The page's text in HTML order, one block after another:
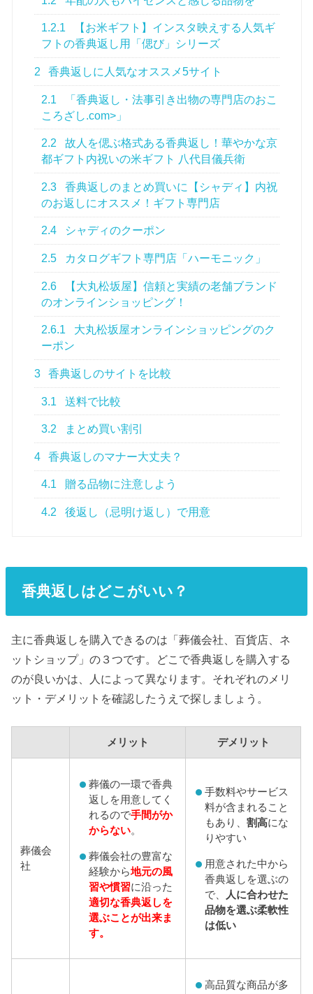
1.2.1
【お米ギフト】インスタ映えする人気ギ
フトの香典返し用「偲び」シリーズ
2 香典返しに人気なオススメ5サイト
2.1
「香典返し・法事引き出物の専門店のおこ
ころざし.com>」
2.2
故人を偲ぶ格式ある香典返し！華やかな京
都ギフト内祝いの米ギフト 八代目儀兵衛
2.3
香典返しのまとめ買いに【シャディ】内祝
のお返しにオススメ！ギフト専門店
2.4 シャディのクーポン
2.5 カタログギフト専門店「ハーモニック」
2.6
【大丸松坂屋】信頼と実績の老舗ブランド
のオンラインショッピング！
2.6.1
大丸松坂屋オンラインショッピングのク
ーポン
3 香典返しのサイトを比較
3.1 送料で比較
3.2 まとめ買い割引
4 香典返しのマナー大丈夫？
4.1 贈る品物に注意しよう
4.2 後返し（忌明け返し）で用意
香典返しはどこがいい？
主に香典返しを購入できるのは「葬儀会社、百貨店、ネ
ットショップ」の３つです。どこで香典返しを購入する
のが良いかは、人によって異なります。それぞれのメリ
ット・デメリットを確認したうえで探しましょう。
メリット デメリット
葬儀会
社
葬儀の一環で香典
返しを用意してく
れるので手間がか
からない。
葬儀会社の豊富な
経験から地元の風
習や慣習に沿った
適切な香典返しを
選ぶことが出来ま
す。
手数料やサービス
料が含まれること
もあり、割高にな
りやすい
用意された中から
香典返しを選ぶの
で、
人に合わせた
品物を選ぶ柔軟性
は低い
高品質な商品が多